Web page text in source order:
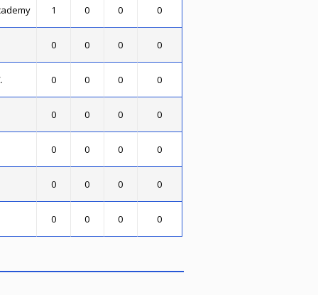
1 0 0 0
0 0 0 0
0 0 0 0
0 0 0 0
0 0 0 0
0 0 0 0
0 0 0 0